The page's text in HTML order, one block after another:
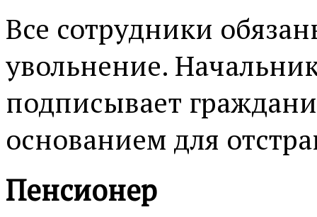
Все сотрудники
увольнение.
подписывает
основанием для
Пенсионер